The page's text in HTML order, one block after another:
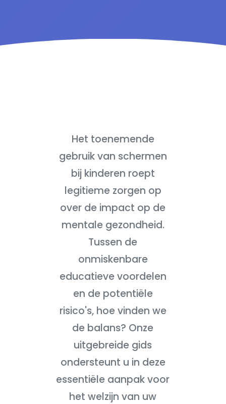
Het toenemende
gebruik van schermen
bij kinderen roept
legitieme zorgen op
over de impact op de
mentale gezondheid.
Tussen de
onmiskenbare
educatieve voordelen
en de potentiële
risico's, hoe vinden we
de balans? Onze
uitgebreide gids
ondersteunt u in deze
essentiële aanpak voor
het welzijn van uw